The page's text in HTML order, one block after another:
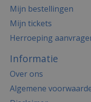
Mijn bestellingen
Mijn tickets
Herroeping
Informatie
Over ons
Algemene